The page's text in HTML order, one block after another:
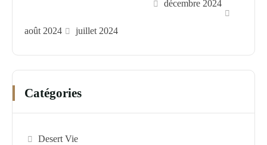
décembre 2024
août 2024 juillet 2024
Catégories
Desert Vie